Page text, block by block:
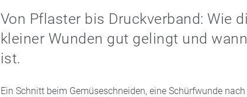
Von Pflaster bis Druckverband: Wie
kleiner Wunden gut gelingt und
ist.
Ein Schnitt beim Gemüseschneiden, eine Schürfwunde